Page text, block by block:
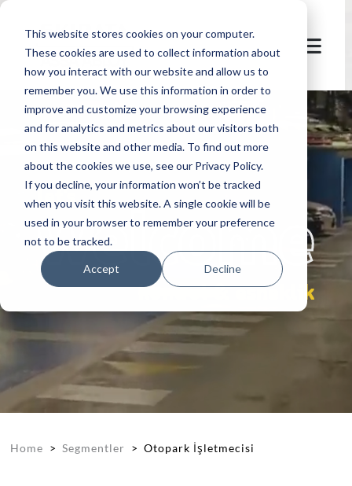
This website stores cookies on your computer.
These cookies are used to collect information about
how you interact with our website and allow us to
remember you. We use this information in order to
improve and customize your browsing experience
and for analytics and metrics about our visitors both
on this website and other media. To find out more
about the cookies we use, see our Privacy Policy.
If you decline, your information won’t be tracked
when you visit this website. A single cookie will be
used in your browser to remember your preference
not to be tracked.
Accept Decline
let's
welcome
kontrol & esneklik
Home > Segmentler > Otopark İşletmecisi